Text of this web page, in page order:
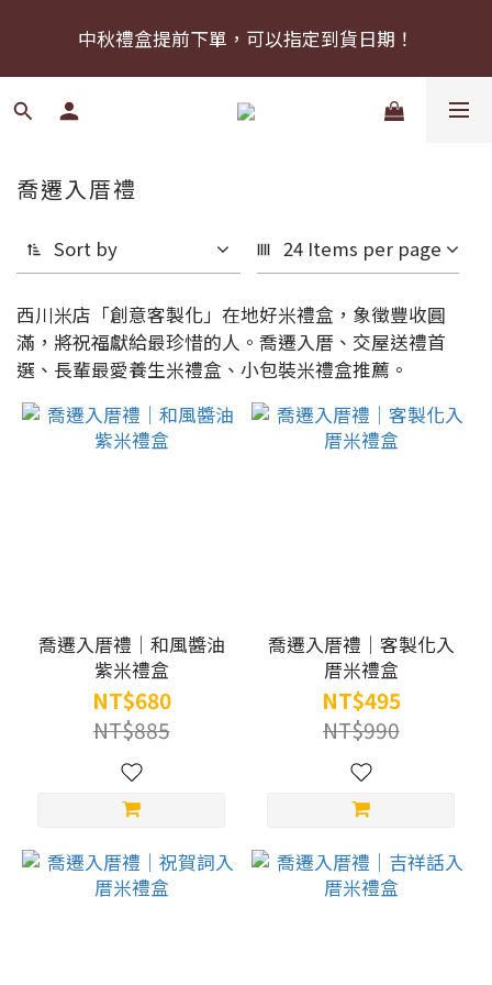
預購🪙中秋禮盒🪙8/31前享早鳥價！優惠數量有限，售
完為止。
中秋禮盒提前下單，可以指定到貨日期！
預購🪙中秋禮盒🪙8/31前享早鳥價！優惠數量有限，售
完為止。
喬遷入厝禮
Sort by 24 Items per page
西川米店「創意客製化」在地好米禮盒，象徵豐收圓
滿，將祝福獻給最珍惜的人。喬遷入厝、交屋送禮首
選、長輩最愛養生米禮盒、小包裝米禮盒推薦。
喬遷入厝禮｜和風醬油
紫米禮盒
NT$680
NT$885
喬遷入厝禮｜客製化入
厝米禮盒
NT$495
NT$990